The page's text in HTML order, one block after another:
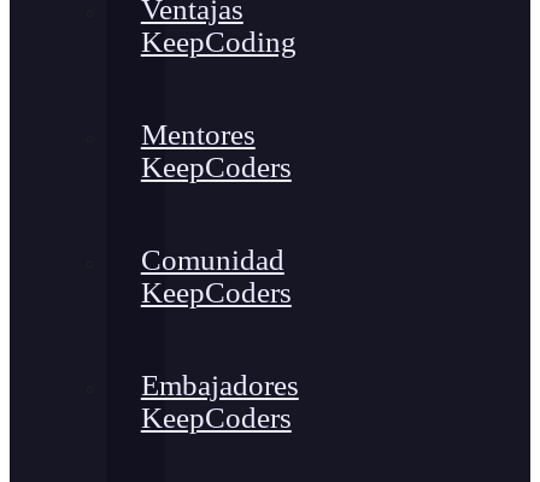
Ventajas
KeepCoding
Mentores
KeepCoders
Comunidad
KeepCoders
Embajadores
KeepCoders